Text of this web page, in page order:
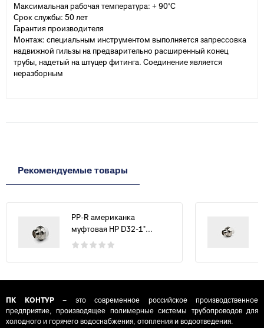
Максимальная рабочая температура: + 90°С
Срок службы: 50 лет
Гарантия производителя
Монтаж: специальным инструментом выполняется запрессовка
надвижной гильзы на предварительно расширенный конец
трубы, надетый на штуцер фитинга. Соединение является
неразборным
Рекомендуемые товары
PP-R американка
муфтовая НР D32-1"...
ПК КОНТУР– это современное российское производственное
предприятие, производящее полимерные системы трубопроводов для
холодного и горячего водоснабжения, отопления и водоотведения.